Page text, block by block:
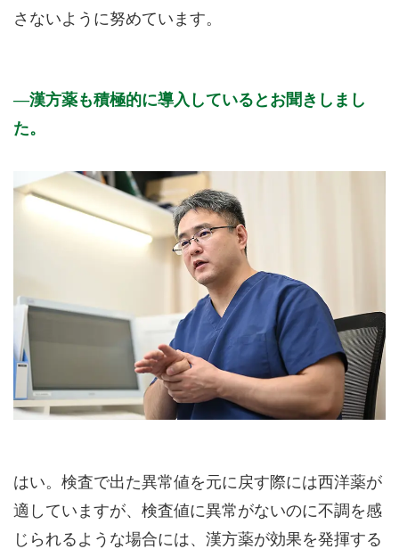
さないように努めています。
漢方薬も積極的に導入しているとお聞きしまし
た。
はい。検査で出た異常値を元に戻す際には西洋薬が
適していますが、検査値に異常がないのに不調を感
じられるような場合には、漢方薬が効果を発揮する